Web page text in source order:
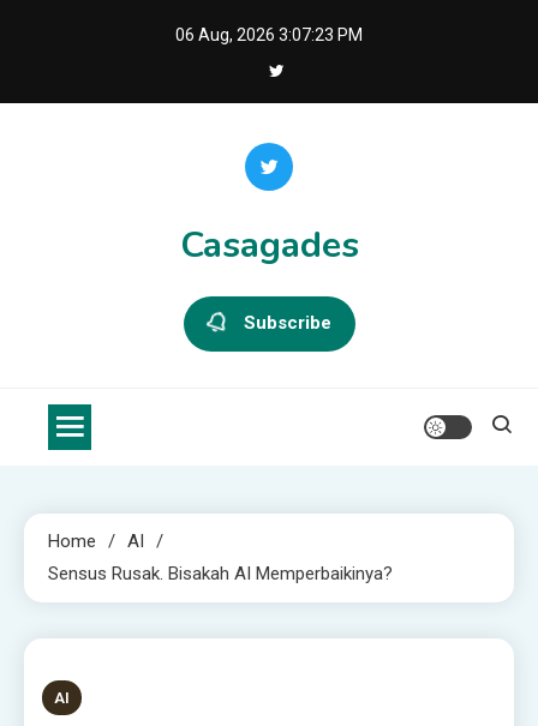
06 Aug, 2026 3:07:23 PM
Casagades
Subscribe
Home
AI
Sensus Rusak. Bisakah AI Memperbaikinya?
3 MINS READ
AI